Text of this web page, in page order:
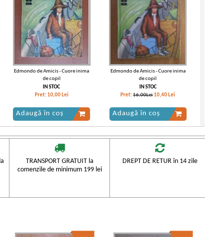
Edmondo de Amicis - Cuore inima
de copil
IN STOC
Pret: 10,00 Lei
Adaugă în coș
Edmondo de Amicis - Cuore inima
de copil
IN STOC
Pret:16,00Lei 10,40 Lei
Adaugă în coș
-30%
TRANSPORT GRATUIT la
comenzile de minimum 199 lei
DREPT DE RETUR în 14 zile